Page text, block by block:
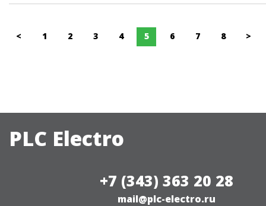
< 1 2 3 4 5 6 7 8 >
PLC Electro
+7 (343) 363 20 28
mail@plc-electro.ru